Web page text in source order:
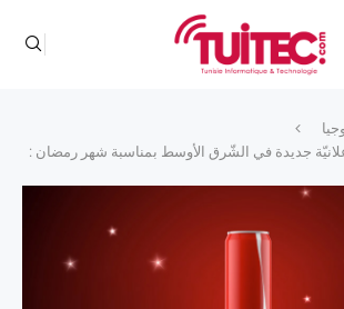
جديدة في الشّرق الأوسط بمناسبة شهر رمضان :